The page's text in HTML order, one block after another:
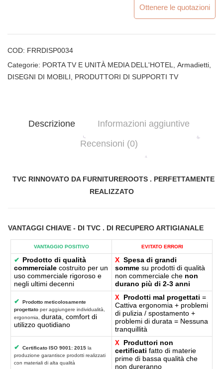
Ottenere le quotazioni
COD: FRRDISP0034
Categorie: PORTA TV E UNITÀ MEDIA DELL'HOTEL Armadietti
DISEGNI DI MOBILI
PRODUTTORI DI SUPPORTI TV
Descrizione
Informazioni aggiuntive
Recensioni (0)
TVC RINNOVATO DA FURNITUREROOTS . PERFETTAMENTE
REALIZZATO
VANTAGGI CHIAVE - DI TVC . DI RECUPERO ARTIGIANALE
VANTAGGIO POSITIVO EVITATO ERRORI
✔ Prodotto di qualità
commerciale costruito per un
uso commerciale rigoroso e
negli ultimi decenni
X Spesa di grandi
somme su prodotti di qualità
non commerciale che non
durano più di 2-3 anni
✔
Prodotto meticolosamente
progettato per aggiungere individualità,
ergonomia, durata, comfort di
utilizzo quotidiano
X Prodotti mal progettati =
Cattiva ergonomia + problemi
di pulizia / spostamento +
problemi di durata = Nessuna
tranquillità
✔ Certificato ISO 9001: 2015 la
produzione garantisce prodotti realizzati
con materiali di alta qualità
X
Produttori non
certificati fatto di materie
prime di bassa qualità che
non dureranno